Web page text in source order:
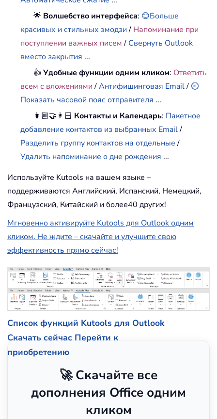
🌟 Волшебство интерфейса: 😊Больше
красивых и стильных эмодзи/ Напоминание при
поступлении важных писем/ Свернуть Outlook
вместо закрытия ...
👍Удобные функции одним кликом: Ответить
всем с вложениями /Антифишинговая Email/ 🕘
Показать часовой пояс отправителя ...
👩🏼‍🤝‍👩🏻 Контакты и Календарь: Пакетное
добавление контактов из выбранных Email/
Разделить группу контактов на отдельные/
Удалить напоминание о дне рождения ...
Используйте Kutools на вашем языке –
поддерживаются Английский, Испанский, Немецкий,
Французский, Китайский и более40 других!
Мгновенно активируйте Kutools для Outlook одним
кликом. Не ждите – скачайте и улучшите свою
эффективность прямо сейчас!
Список функций Kutools для Outlook
Скачать сейчас Перейти к
приобретению
🚀 Скачайте все
дополнения Office одним
кликом